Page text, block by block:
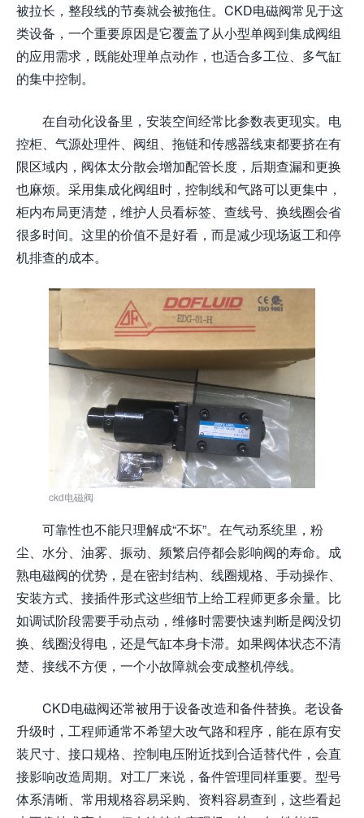
被拉长，整段线的节奏就会被拖住。CKD电磁阀常见于这
类设备，一个重要原因是它覆盖了从小型单阀到集成阀组
的应用需求，既能处理单点动作，也适合多工位、多气缸
的集中控制。
在自动化设备里，安装空间经常比参数表更现实。电
控柜、气源处理件、阀组、拖链和传感器线束都要挤在有
限区域内，阀体太分散会增加配管长度，后期查漏和更换
也麻烦。采用集成化阀组时，控制线和气路可以更集中，
柜内布局更清楚，维护人员看标签、查线号、换线圈会省
很多时间。这里的价值不是好看，而是减少现场返工和停
机排查的成本。
ckd电磁阀
可靠性也不能只理解成“不坏”。在气动系统里，粉
尘、水分、油雾、振动、频繁启停都会影响阀的寿命。成
熟电磁阀的优势，是在密封结构、线圈规格、手动操作、
安装方式、接插件形式这些细节上给工程师更多余量。比
如调试阶段需要手动点动，维修时需要快速判断是阀没切
换、线圈没得电，还是气缸本身卡滞。如果阀体状态不清
楚、接线不方便，一个小故障就会变成整机停线。
CKD电磁阀还常被用于设备改造和备件替换。老设备
升级时，工程师通常不希望大改气路和程序，能在原有安
装尺寸、接口规格、控制电压附近找到合适替代件，会直
接影响改造周期。对工厂来说，备件管理同样重要。型号
体系清晰、常用规格容易采购、资料容易查到，这些看起